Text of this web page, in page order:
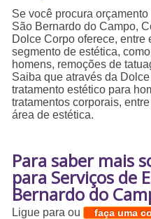
Se você procura
São Bernardo do Campo,
Dolce Corpo oferece,
segmento de estética,
homens, remoções de
Saiba que através da
tratamento estético para
tratamentos corporais,
área de estética.
Para saber mais
para Serviços de
Bernardo do
Ligue paraou faça uma